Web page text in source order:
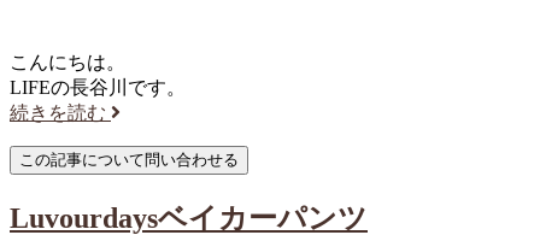
こんにちは。
LIFEの長谷川です。
続きを読む
Luvourdaysベイカーパンツ